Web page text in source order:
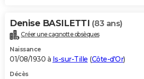
Denise BASILETTI (83 ans)
Créer une cagnotte obsèques
Naissance
01/08/1930 à Is-sur-Tille (Côte-d'Or)
Décès